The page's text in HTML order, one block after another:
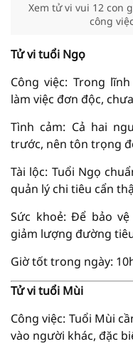
Xem tử vi vui 12 con
công
Tử vi tuổi Ngọ
Công việc: Trong
làm việc đơn độc,
Tình cảm: Cả hai
trước, nên tôn trọng
Tài lộc: Tuổi Ngọ
quản lý chi tiêu cẩn
Sức khoẻ: Để bảo
giảm lượng đường
Giờ tốt trong ngày:
Tử vi tuổi Mùi
Công việc: Tuổi Mùi
vào người khác, đặc